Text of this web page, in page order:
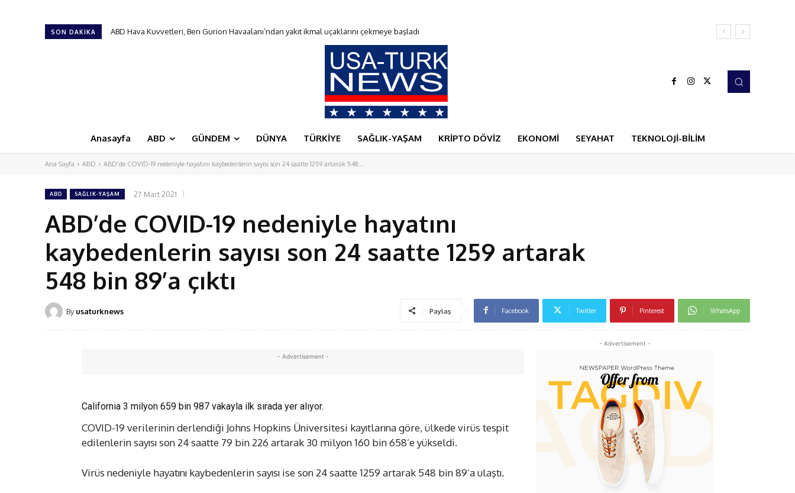
SON DAKIKA ABD Hava Kuvvetleri, Ben Gurion Havaalanı’ndan yakıt ikmal uçaklarını çekmeye başladı
Türk Hava Kuvvetleri’nin ilk kadın paşası oldu
Anasayfa ABD GÜNDEM DÜNYA TÜRKİYE SAĞLIK-YAŞAM KRİPTO DÖVİZ EKONOMİ SEYAHAT TEKNOLOJİ-BİLİM
Ana Sayfa ABD ABD'de COVID-19 nedeniyle hayatını kaybedenlerin sayısı son 24 saatte 1259 artarak 548...
ABD SAĞLIK-YAŞAM 27 Mart 2021
ABD’de COVID-19 nedeniyle hayatını
kaybedenlerin sayısı son 24 saatte 1259 artarak
548 bin 89’a çıktı
By usaturknews Paylaş Facebook Twitter Pinterest WhatsApp
- Advertisement -
California 3 milyon 659 bin 987 vakayla ilk sırada yer alıyor.
COVID-19 verilerinin derlendiği Johns Hopkins Üniversitesi kayıtlarına göre, ülkede virüs tespit
edilenlerin sayısı son 24 saatte 79 bin 226 artarak 30 milyon 160 bin 658’e yükseldi.
Virüs nedeniyle hayatını kaybedenlerin sayısı ise son 24 saatte 1259 artarak 548 bin 89’a ulaştı.
- Advertisement -